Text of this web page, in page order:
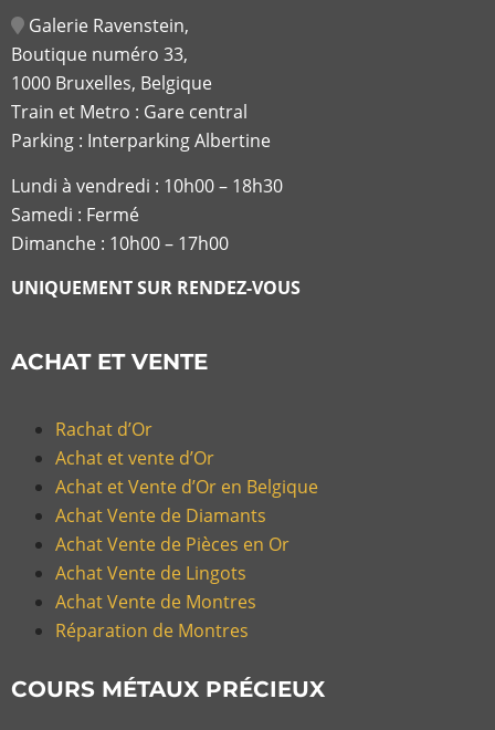
Galerie Ravenstein,
Boutique numéro 33,
1000 Bruxelles, Belgique
Train et Metro : Gare central
Parking : Interparking Albertine
Lundi à vendredi : 10h00 – 18h30
Samedi : Fermé
Dimanche : 10h00 – 17h00
UNIQUEMENT SUR RENDEZ-VOUS
ACHAT ET VENTE
Rachat d’Or
Achat et vente d’Or
Achat et Vente d’Or en Belgique
Achat Vente de Diamants
Achat Vente de Pièces en Or
Achat Vente de Lingots
Achat Vente de Montres
Réparation de Montres
COURS MÉTAUX PRÉCIEUX